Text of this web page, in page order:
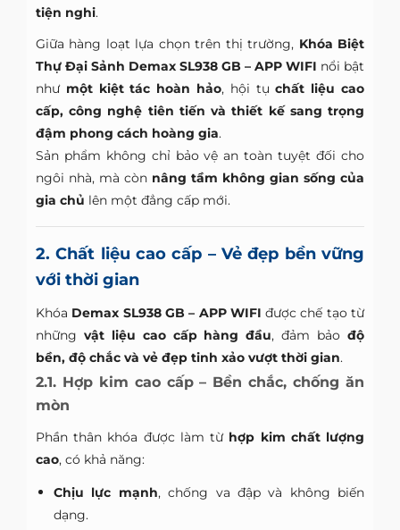
tiện nghi.
Giữa hàng loạt lựa chọn trên thị trường, Khóa Biệt
Thự Đại Sảnh Demax SL938 GB – APP WIFI nổi bật
như một kiệt tác hoàn hảo, hội tụchất liệu cao
cấp, công nghệ tiên tiến và thiết kế sang trọng
đậm phong cách hoàng gia.
Sản phẩm không chỉ bảo vệ an toàn tuyệt đối cho
ngôi nhà, mà còn nâng tầm không gian sống của
gia chủ lên một đẳng cấp mới.
2. Chất liệu cao cấp – Vẻ đẹp bền vững
với thời gian
Khóa Demax SL938 GB – APP WIFI được chế tạo từ
những vật liệu cao cấp hàng đầu, đảm bảođộ
bền, độ chắc và vẻ đẹp tinh xảo vượt thời gian.
2.1. Hợp kim cao cấp – Bền chắc, chống ăn
mòn
Phần thân khóa được làm từ hợp kim chất lượng
cao, có khả năng:
Chịu lực mạnh, chống va đập và không biến
dạng.